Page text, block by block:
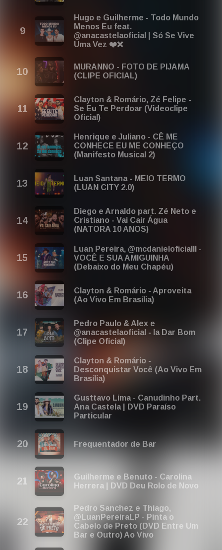
Hugo e Guilherme - Todo Mundo
Menos Eu feat.
@anacastelaoficial | Só Se Vive
Uma Vez ❤️❌
MURANNO - FOTO DE PIJAMA
(CLIPE OFICIAL)
Clayton & Romário, Zé Felipe -
Se Eu Te Perdoar (Videoclipe
Oficial)
Henrique e Juliano - CÊ ME
CONHECE EU ME CONHEÇO
(Manifesto Musical 2)
Luan Santana - MEIO TERMO
(LUAN CITY 2.0)
Diego e Arnaldo part. Zé Neto e
Cristiano - Vai Cair Água
(NATORA 10 ANOS)
Luan Pereira, @mcdanieloficialll -
VOCÊ E SUA AMIGUINHA
(Debaixo do Meu Chapéu)
Clayton & Romário - Aproveita
(Ao Vivo Em Brasília)
Pedro Paulo & Alex e
@anacastelaoficial - Ia Dar Bom
(Clipe Oficial)
Clayton & Romário -
Desconquistar Você (Ao Vivo Em
Brasília)
Gusttavo Lima - Canudinho Part.
Ana Castela | DVD Paraíso
Particular
Frequentador de Bar
Guilherme e Benuto - Carolina
Herrera | DVD Deu Rolo de Novo
Pedro Sanchez e Thiago,
@LuanPereiraLP - Pinta o
Cabelo de Preto (DVD Entre Um
Bar e Outro) Ao Vivo